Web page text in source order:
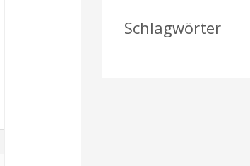
Schlagwörter